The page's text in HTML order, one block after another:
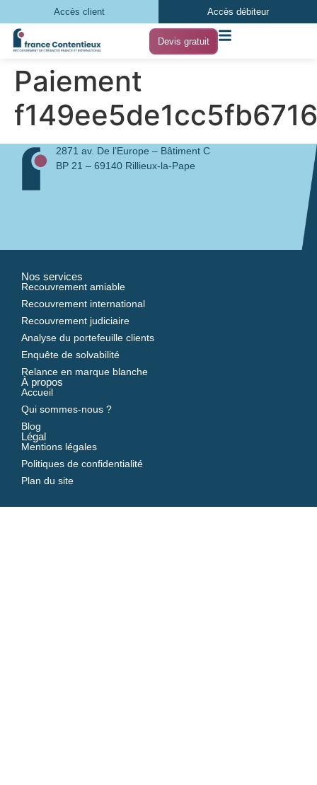
Accès client Accès débiteur
Devis gratuit
Paiement
2871 av. De l’Europe – Bâtiment C
BP 21 – 69140 Rillieux-la-Pape
Nos services
Recouvrement amiable
Recouvrement international
Recouvrement judiciaire
Analyse du portefeuille clients
Enquête de solvabilité
Relance en marque blanche
À propos
Accueil
Qui sommes-nous ?
Blog
Légal
Mentions légales
Politiques de confidentialité
Plan du site